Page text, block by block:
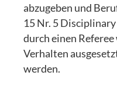
abzugeben und
15 Nr. 5
durch einen
Verhalten
werden.